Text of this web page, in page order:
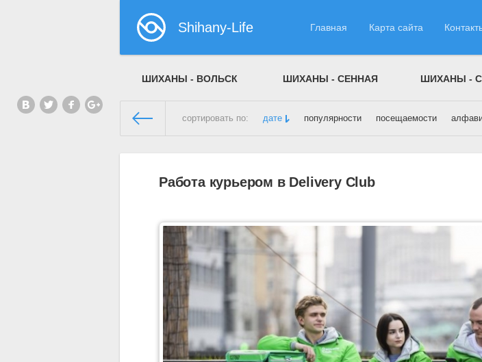
Shihany-Life Главная Карта сайта
ШИХАНЫ - ВОЛЬСК ШИХАНЫ - СЕННАЯ ШИХАНЫ -
сортировать по: дате популярности посещаемости
Шиханы Лайф» Материалы за Февраль 2022 года
Работа курьером в Delivery Club